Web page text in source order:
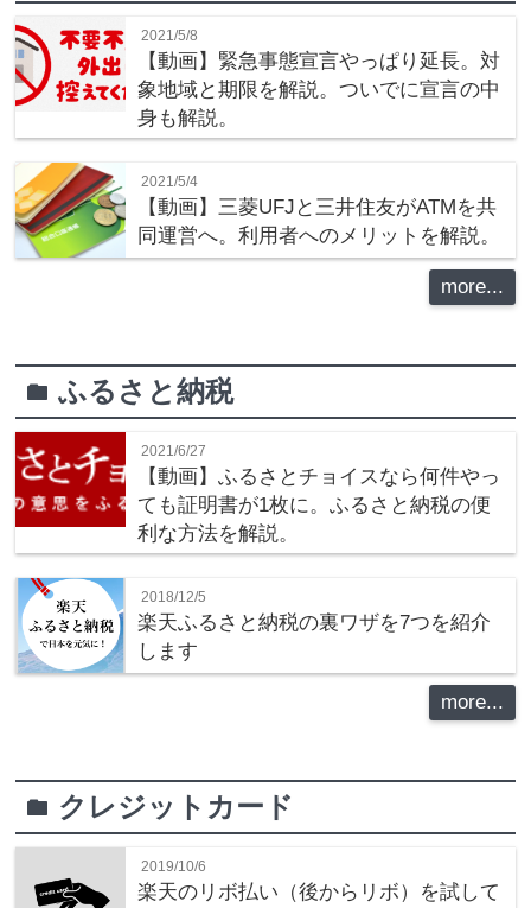
2021/5/8
【動画】緊急事態宣言やっぱり延長。対
象地域と期限を解説。ついでに宣言の中
身も解説。
2021/5/4
【動画】三菱UFJと三井住友がATMを共
同運営へ。利用者へのメリットを解説。
more...
folderふるさと納税
2021/6/27
【動画】ふるさとチョイスなら何件やっ
ても証明書が1枚に。ふるさと納税の便
利な方法を解説。
2018/12/5
楽天ふるさと納税の裏ワザを7つを紹介
します
more...
folder クレジットカード
2019/10/6
楽天のリボ払い（後からリボ）を試して